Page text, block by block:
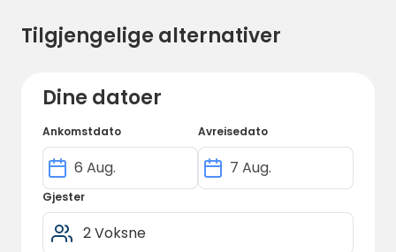
naturlige svømmebassenget uthugget i stein
og de mange grillplassene plassert rundt på
å nyte ferien din på best mulig måte, i
Tilgjengelige alternativer
Dine datoer
Ankomstdato Avreisedato
Gjester